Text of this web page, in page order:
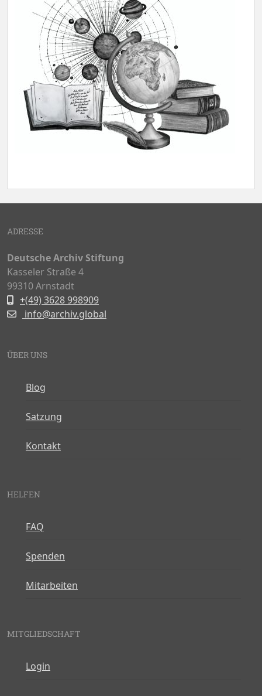
ADRESSE
Deutsche Archiv Stiftung
Kasseler Straße 4
99310 Arnstadt
+(49) 3628 998909
info@archiv.global
ÜBER UNS
Blog
Satzung
Kontakt
HELFEN
FAQ
Spenden
Mitarbeiten
MITGLIEDSCHAFT
Login